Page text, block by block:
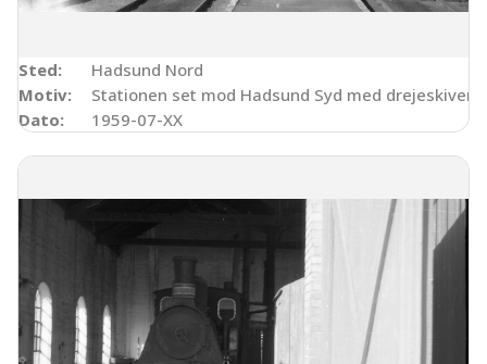
Sted:
Hadsund Nord
Motiv:
Stationen set mod Hadsund Syd med
Dato:
1959-07-XX